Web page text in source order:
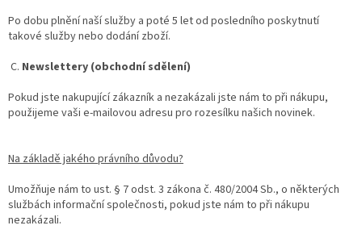
Po dobu plnění naší služby a poté 5 let od posledního poskytnutí
takové služby nebo dodání zboží.
C. Newslettery (obchodní sdělení)
Pokud jste nakupující zákazník a nezakázali jste nám to při nákupu,
použijeme vaši e-mailovou adresu pro rozesílku našich novinek.
Na základě jakého právního důvodu?
Umožňuje nám to ust. § 7 odst. 3 zákona č. 480/2004 Sb., o některých
službách informační společnosti, pokud jste nám to při nákupu
nezakázali.